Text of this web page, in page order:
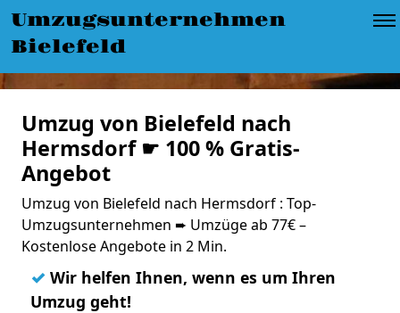
Umzugsunternehmen
Bielefeld
Umzug von Bielefeld nach
Hermsdorf ☛ 100 % Gratis-
Angebot
Umzug von Bielefeld nach Hermsdorf : Top-
Umzugsunternehmen ➨ Umzüge ab 77€ –
Kostenlose Angebote in 2 Min.
✓ Wir helfen Ihnen, wenn es um Ihren
Umzug geht!